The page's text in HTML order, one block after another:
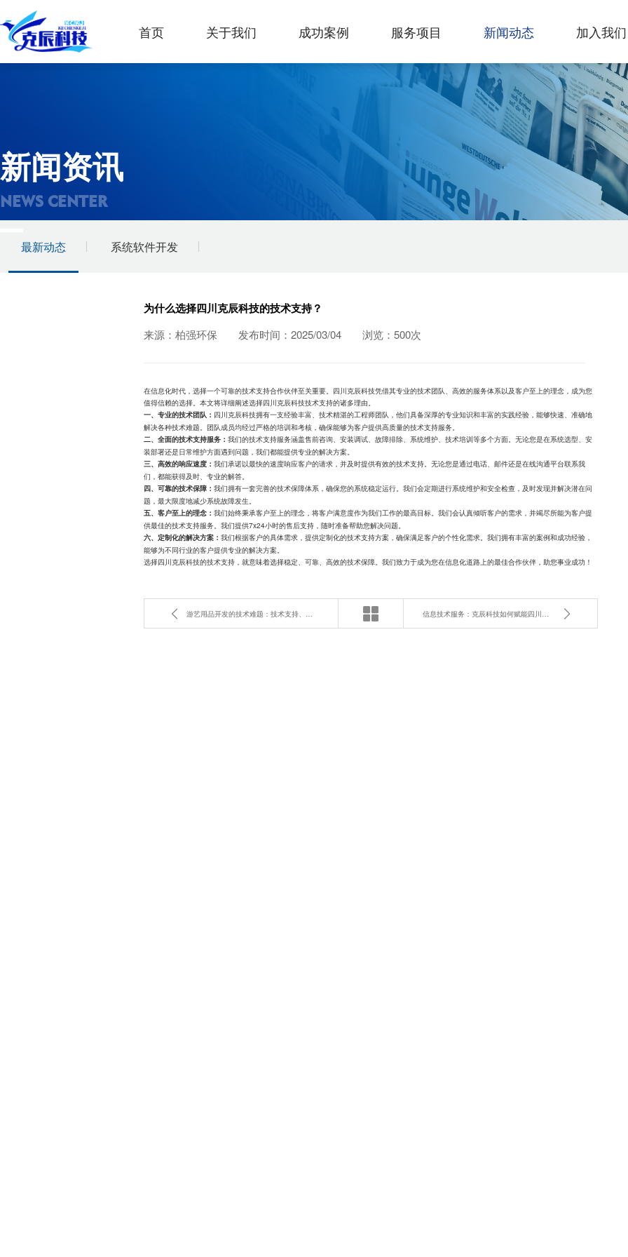
首页 关于我们 成功案例 服务项目 新闻动态 加入我们
新闻资讯
NEWS CENTER
最新动态 系统软件开发
为什么选择四川克辰科技的技术支持？
来源：柏强环保 发布时间：2025/03/04 浏览：500次
在信息化时代，选择一个可靠的技术支持合作伙伴至关重要。四川克辰科技凭借其专业的技术团队、高效的服务体系以及客户至上的理念，成为您
值得信赖的选择。本文将详细阐述选择四川克辰科技技术支持的诸多理由。
一、专业的技术团队： 四川克辰科技拥有一支经验丰富、技术精湛的工程师团队，他们具备深厚的专业知识和丰富的实践经验，能够快速、准确地
解决各种技术难题。团队成员均经过严格的培训和考核，确保能够为客户提供高质量的技术支持服务。
二、全面的技术支持服务：我们的技术支持服务涵盖售前咨询、安装调试、故障排除、系统维护、技术培训等多个方面。无论您是在系统选型、安
装部署还是日常维护方面遇到问题，我们都能提供专业的解决方案。
三、高效的响应速度：我们承诺以最快的速度响应客户的请求，并及时提供有效的技术支持。无论您是通过电话、邮件还是在线沟通平台联系我
们，都能获得及时、专业的解答。
四、可靠的技术保障：我们拥有一套完善的技术保障体系，确保您的系统稳定运行。我们会定期进行系统维护和安全检查，及时发现并解决潜在问
题，最大限度地减少系统故障发生。
五、客户至上的理念：我们始终秉承客户至上的理念，将客户满意度作为我们工作的最高目标。我们会认真倾听客户的需求，并竭尽所能为客户提
供最佳的技术支持服务。我们提供7x24小时的售后支持，随时准备帮助您解决问题。
六、定制化的解决方案：我们根据客户的具体需求，提供定制化的技术支持方案，确保满足客户的个性化需求。我们拥有丰富的案例和成功经验，
能够为不同行业的客户提供专业的解决方案。
选择四川克辰科技的技术支持，就意味着选择稳定、可靠、高效的技术保障。我们致力于成为您在信息化道路上的最佳合作伙伴，助您事业成功！